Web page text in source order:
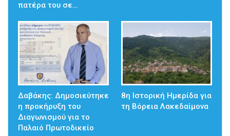
πατέρα του σε…
Δαβάκης: Δημοσιεύτηκε
η προκήρυξη του
Διαγωνισμού για το
Παλαιό Πρωτοδικείο
8η Ιστορική Ημερίδα για
τη Βόρεια Λακεδαίμονα